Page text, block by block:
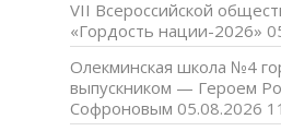
VII Всероссийской
«Гордость нации-2026»
Олекминская школа №4
выпускником — Героем
Софроновым 05.08.2026